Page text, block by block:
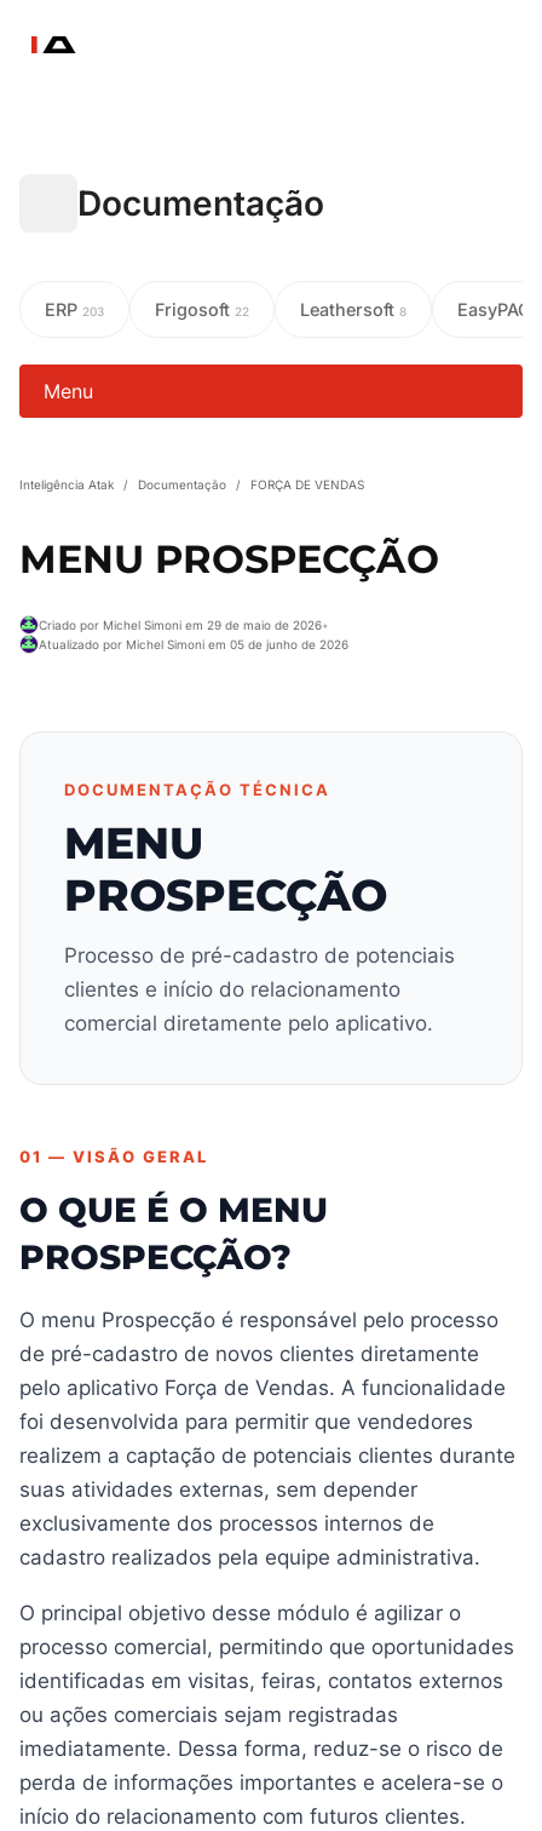
Documentação
ERP 203 Frigosoft 22 Leathersoft 8 EasyPAC
Menu
Inteligência Atak / Documentação / FORÇA DE VENDAS
MENU PROSPECÇÃO
Criado por Michel Simoni em 29 de maio de 2026•
Atualizado por Michel Simoni em 05 de junho de 2026
DOCUMENTAÇÃO TÉCNICA
MENU
PROSPECÇÃO
Processo de pré-cadastro de potenciais
clientes e início do relacionamento
comercial diretamente pelo aplicativo.
01 — VISÃO GERAL
O QUE É O MENU
PROSPECÇÃO?
O menu Prospecção é responsável pelo processo
de pré-cadastro de novos clientes diretamente
pelo aplicativo Força de Vendas. A funcionalidade
foi desenvolvida para permitir que vendedores
realizem a captação de potenciais clientes durante
suas atividades externas, sem depender
exclusivamente dos processos internos de
cadastro realizados pela equipe administrativa.
O principal objetivo desse módulo é agilizar o
processo comercial, permitindo que oportunidades
identificadas em visitas, feiras, contatos externos
ou ações comerciais sejam registradas
imediatamente. Dessa forma, reduz-se o risco de
perda de informações importantes e acelera-se o
início do relacionamento com futuros clientes.